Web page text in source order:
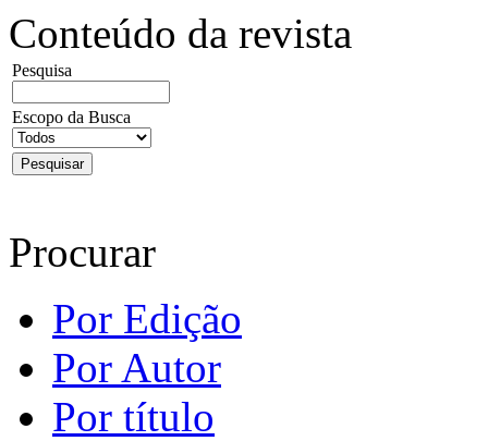
Conteúdo da revista
Pesquisa
Escopo da Busca
Procurar
Por Edição
Por Autor
Por título